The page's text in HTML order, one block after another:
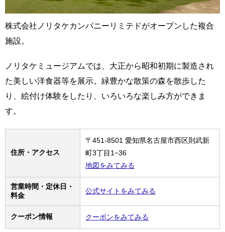
株式会社ノリタケカンパニーリミテドがオープンした複合
施設。
ノリタケミュージアムでは、大正から昭和初期に製造され
た美しい洋食器等を展示。緑豊かな散策の森を散歩した
り、絵付け体験をしたり、いろいろな楽しみ方ができま
す。
住所・アクセス
〒451-8501 愛知県名古屋市西区則武新
町3丁目1−36
地図をみてみる
営業時間・定休日・
料金
公式サイトをみてみる
クーポン情報 クーポンをみてみる